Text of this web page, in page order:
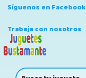
Síguenos en Facebook
Trabaja con nosotros